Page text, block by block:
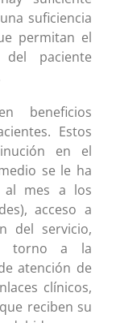
suficiencia
permitan el
del paciente
beneficios
Estos
en el
se le ha
al mes a los
acceso a
del servicio,
torno a la
atención de
clínicos,
reciben su